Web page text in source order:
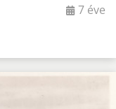
7 éve